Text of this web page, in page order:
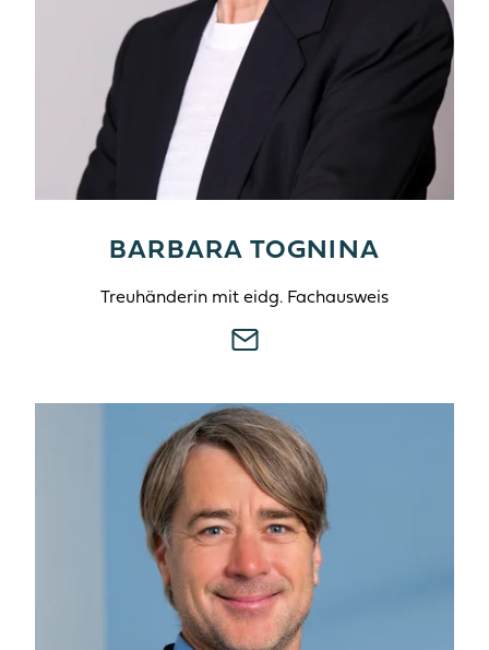
BARBARA TOGNINA
Treuhänderin mit eidg. Fachausweis